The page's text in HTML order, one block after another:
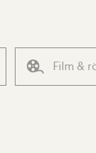
Film &